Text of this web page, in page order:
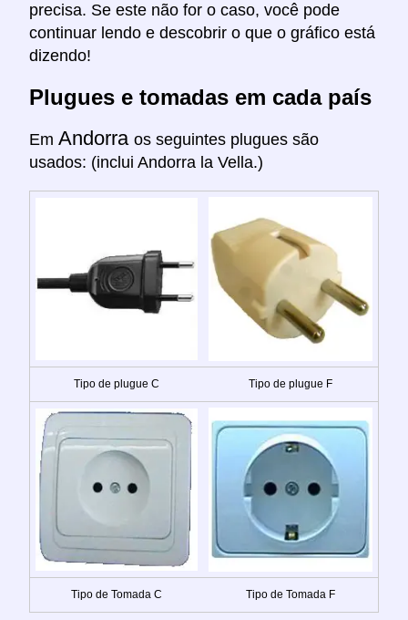
precisa. Se este não for o caso, você pode
continuar lendo e descobrir o que o gráfico está
dizendo!
Plugues e tomadas em cada país
Em Andorra os seguintes plugues são
usados: (inclui Andorra la Vella.)
Tipo de plugue C Tipo de plugue F
Tipo de Tomada C Tipo de Tomada F